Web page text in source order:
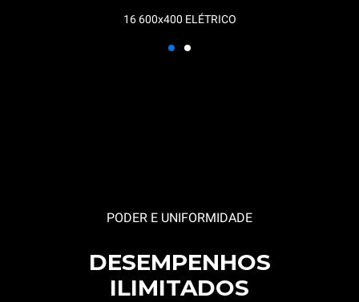
16 600x400 ELÉTRICO
PODER E UNIFORMIDADE
DESEMPENHOS
ILIMITADOS